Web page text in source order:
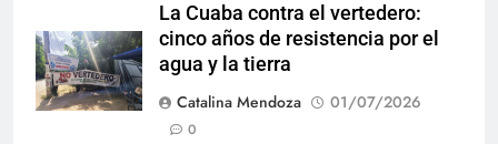
La Cuaba contra el vertedero:
cinco años de resistencia por el
agua y la tierra
Catalina Mendoza
01/07/2026
0